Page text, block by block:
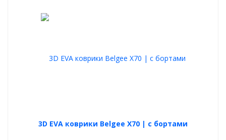
3D EVA коврики Belgee X70 | с бортами